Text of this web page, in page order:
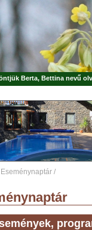
Berta, Bettina nevű
Eseménynaptár /